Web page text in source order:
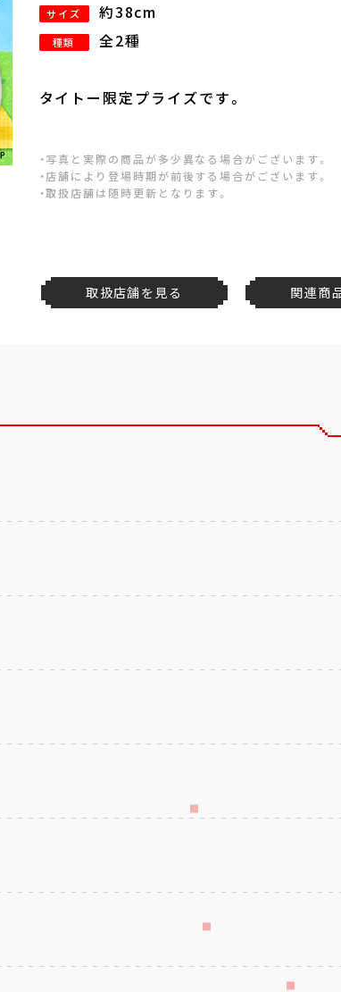
サイズ 約38cm
種類 全2種
タイトー限定プライズです。
・写真と実際の商品が多少異なる場合がございます。
・店舗により登場時期が前後する場合がございます。
・取扱店舗は随時更新となります。
取扱店舗を見る 関連商